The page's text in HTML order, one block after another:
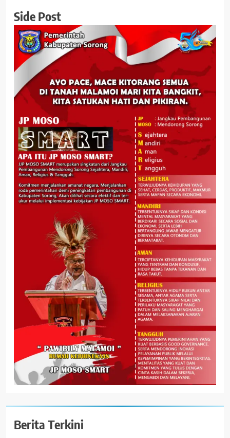
Side Post
Berita Terkini